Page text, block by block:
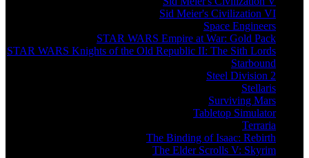
Sid Meier's Civilization VI
Space Engineers
STAR WARS Empire at War: Gold Pack
STAR WARS Knights of the Old Republic II: The Sith Lords
Starbound
Steel Division 2
Stellaris
Surviving Mars
Tabletop Simulator
Terraria
The Binding of Isaac: Rebirth
The Elder Scrolls V: Skyrim